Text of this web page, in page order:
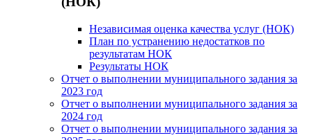
Независимая оценка качества услуг (НОК)
План по устранению недостатков по
результатам НОК
Результаты НОК
Отчет о выполнении муниципального задания за
2023 год
Отчет о выполнении муниципального задания за
2024 год
Отчет о выполнении муниципального задания за